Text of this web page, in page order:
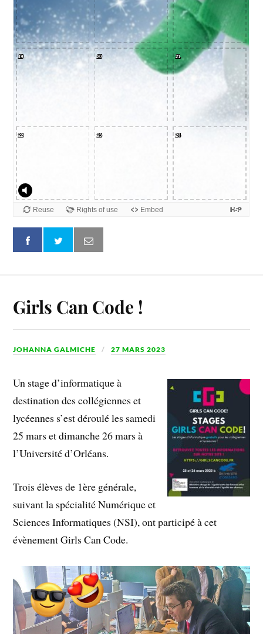
Girls Can Code !
JOHANNA GALMICHE 27 MARS 2023
Un stage d’informatique à
destination des collégiennes et
lycéennes s’est déroulé les samedi
25 mars et dimanche 26 mars à
l’Université d’Orléans.
Trois élèves de 1ère générale,
suivant la spécialité Numérique et
Sciences Informatiques (NSI), ont participé à cet
évènement Girls Can Code.